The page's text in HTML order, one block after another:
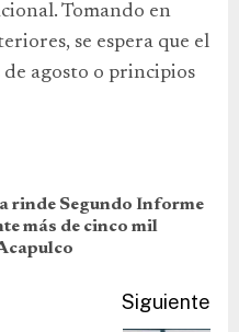
Tomando en
se espera que el
agosto o principios
rinde Segundo Informe
más de cinco mil
Siguiente